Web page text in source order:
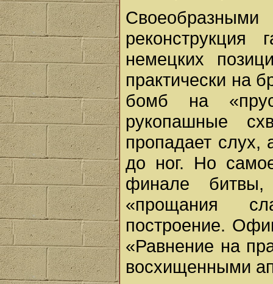
немецких
практически на
бомб на
рукопашные
пропадает слух,
до ног. Но
финале битвы,
«прощания
построение.
«Равнение на
восхищенными